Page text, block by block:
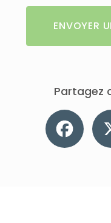
ENVOYER
Partagez